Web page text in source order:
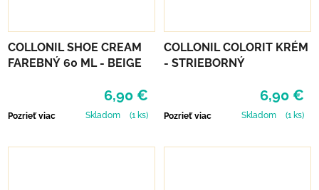
COLLONIL SHOE CREAM
FAREBNÝ 60 ML - BEIGE
6,90 €
Pozrieť viac Skladom (1 ks)
COLLONIL COLORIT KRÉM
- STRIEBORNÝ
6,90 €
Pozrieť viac Skladom (1 ks)